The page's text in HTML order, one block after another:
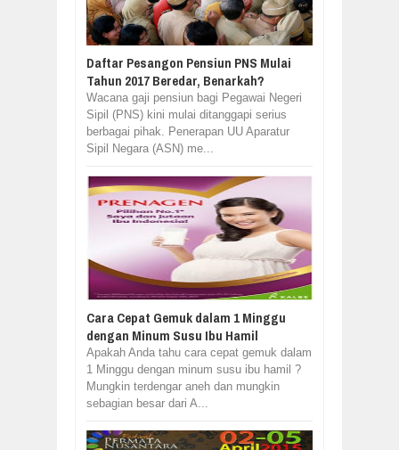
Daftar Pesangon Pensiun PNS Mulai
Tahun 2017 Beredar, Benarkah?
Wacana gaji pensiun bagi Pegawai Negeri
Sipil (PNS) kini mulai ditanggapi serius
berbagai pihak. Penerapan UU Aparatur
Sipil Negara (ASN) me...
Cara Cepat Gemuk dalam 1 Minggu
dengan Minum Susu Ibu Hamil
Apakah Anda tahu cara cepat gemuk dalam
1 Minggu dengan minum susu ibu hamil ?
Mungkin terdengar aneh dan mungkin
sebagian besar dari A...